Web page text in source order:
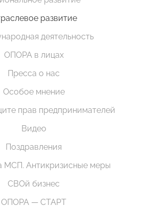
развитие
деятельность
ОПОРА в лицах
Пресса о нас
Особое мнение
прав предпринимателей
Видео
Поздравления
МСП. Антикризисные меры
СВОй бизнес
ОПОРА — СТАРТ